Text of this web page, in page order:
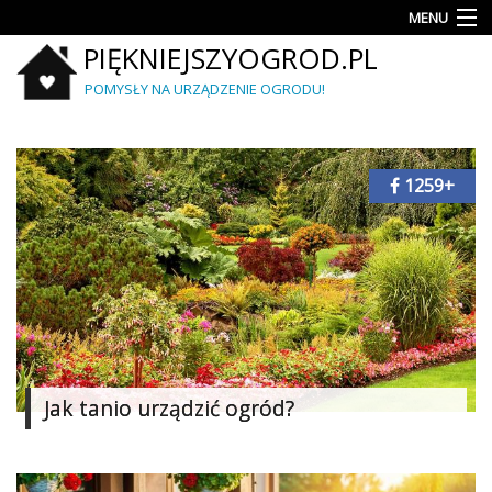
MENU
Rośliny
Aranżacje
i
projekty
Krzewy
i
iglaki
Mały
ogród
Meble
PIĘKNIEJSZYOGROD.PL
POMYSŁY NA URZĄDZENIE OGRODU!
Jak tanio urządzić ogród?
1259+